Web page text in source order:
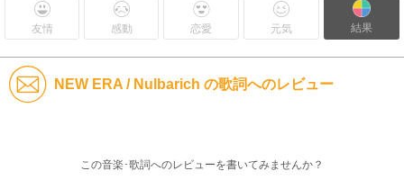
友情 感動 恋愛 元気 結果
NEW ERA / Nulbarich の歌詞へのレビュー
この音楽･歌詞へのレビューを書いてみませんか？